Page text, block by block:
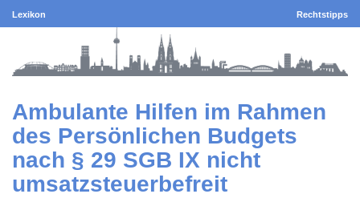
Lexikon Rechtstipps
Ambulante Hilfen im Rahmen
des Persönlichen Budgets
nach § 29 SGB IX nicht
umsatzsteuerbefreit